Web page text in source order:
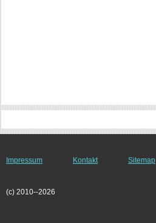
Impressum Kontakt Sitemap
(c) 2010--2026